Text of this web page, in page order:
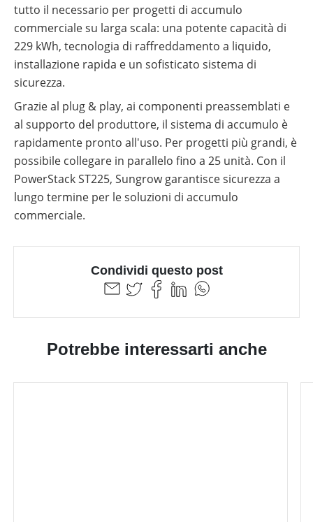
tutto il necessario per progetti di accumulo
commerciale su larga scala: una potente capacità di
229 kWh, tecnologia di raffreddamento a liquido,
installazione rapida e un sofisticato sistema di
sicurezza.
Grazie al plug & play, ai componenti preassemblati e
al supporto del produttore, il sistema di accumulo è
rapidamente pronto all'uso. Per progetti più grandi, è
possibile collegare in parallelo fino a 25 unità. Con il
PowerStack ST225, Sungrow garantisce sicurezza a
lungo termine per le soluzioni di accumulo
commerciale.
Condividi questo post
Potrebbe interessarti anche